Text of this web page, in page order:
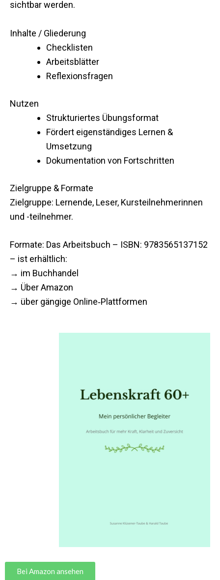
sichtbar werden.
Inhalte / Gliederung
Checklisten
Arbeitsblätter
Reflexionsfragen
Nutzen
Strukturiertes Übungsformat
Fördert eigenständiges Lernen &
Umsetzung
Dokumentation von Fortschritten
Zielgruppe & Formate
Zielgruppe: Lernende, Leser, Kursteilnehmerinnen
und -teilnehmer.
Formate: Das Arbeitsbuch – ISBN: 9783565137152
– ist erhältlich:
→ im Buchhandel
→ Über Amazon
→ über gängige Online‑Plattformen
Bei Amazon ansehen